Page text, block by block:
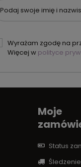
Podaj swoje imię i
Wyrażam zgodę na
Więcej w polityce
Moje
Status